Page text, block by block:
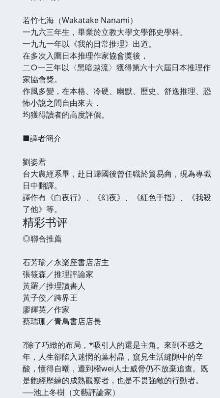
若竹七海（Wakatake Nanami）
一九六三年生，畢業於立教大學文學部史學科。
一九九一年以《我的日常推理》出道。
在多次入圍日本推理作家協會獎後，
二○一三年以〈黑暗越流〉獲得第六十六屆日本推理作
家協會獎。
作風多變，在本格、冷硬、幽默、歷史、舒逸推理、恐
怖小說之間自由來去，
均獲得讀者的高度評價。
■譯者簡介
劉姿君
台大農經系畢，赴日歸國後曾任職於貿易商，現為專職
日中翻譯。
譯作有《白夜行》、《幻夜》、《紅色手指》、《我殺
了他》等。
精彩书评
◎聯合推薦
石芳瑜／永楽座書店店主
張筱森／推理評論家
黃羅／推理讀書人
黃子佼／跨界王
廖輝英／作家
蔡瑞珊／青鳥書店店長
?除了巧緻的布局，*吸引人的還是主角。來到不惑之
年，人生卻陷入迷惘的葉村晶，窺見生活縫隙中的辛
酸，懂得自嘲，遭到權wei人士威脅仍不放棄追查。既
是飽經歷練的成熟觀察者，也是不畏強敵的行動者。
──池上冬樹（文藝評論家）